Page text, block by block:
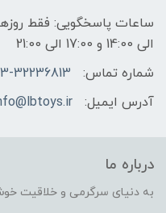
الی 14:00 و 17:00 الی 21:00
شماره تماس:
023-32236813 و
آدرس ایمیل:
درباره ما
به دنیای سرگرمی و خلاقیت